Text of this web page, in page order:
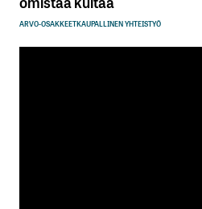
ARVO-OSAKKEETKAUPALLINEN YHTEISTYÖ